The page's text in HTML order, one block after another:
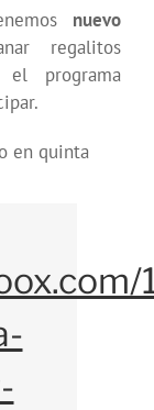
nuevo
regalitos
el programa
en quinta